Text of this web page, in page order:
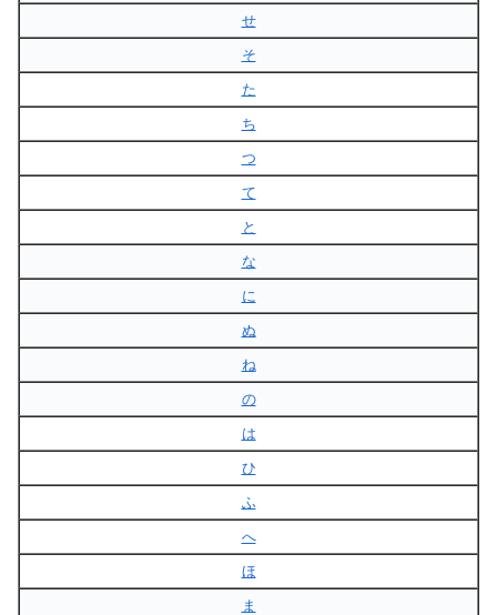
せ
そ
た
ち
つ
て
と
な
に
ぬ
ね
の
は
ひ
ふ
へ
ほ
ま